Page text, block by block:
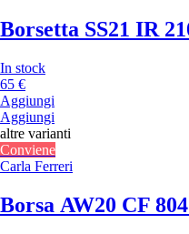
Borsetta SS21 IR
In stock
65 €
Aggiungi
Aggiungi
altre varianti
Conviene
Carla Ferreri
Borsa AW20 CF